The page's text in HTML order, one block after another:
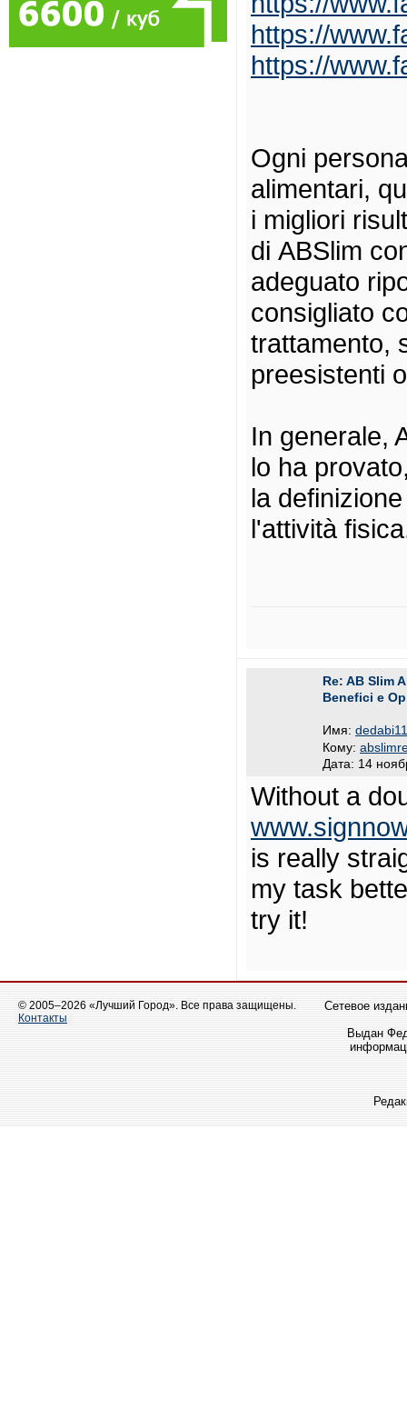
https://
https://
Ogni
alimentari,
i migliori
di ABSlim
adeguato
consigliato
trattamento,
preesistenti
In generale,
lo ha
la
l'attività
Re: AB Slim
Benefici e
Имя:
Кому:
Дата: 14
Without a
is really
my task
try it!
© 2005–2026 «Лучший Город». Все права защищены.
Контакты
Сетевое
Выдан